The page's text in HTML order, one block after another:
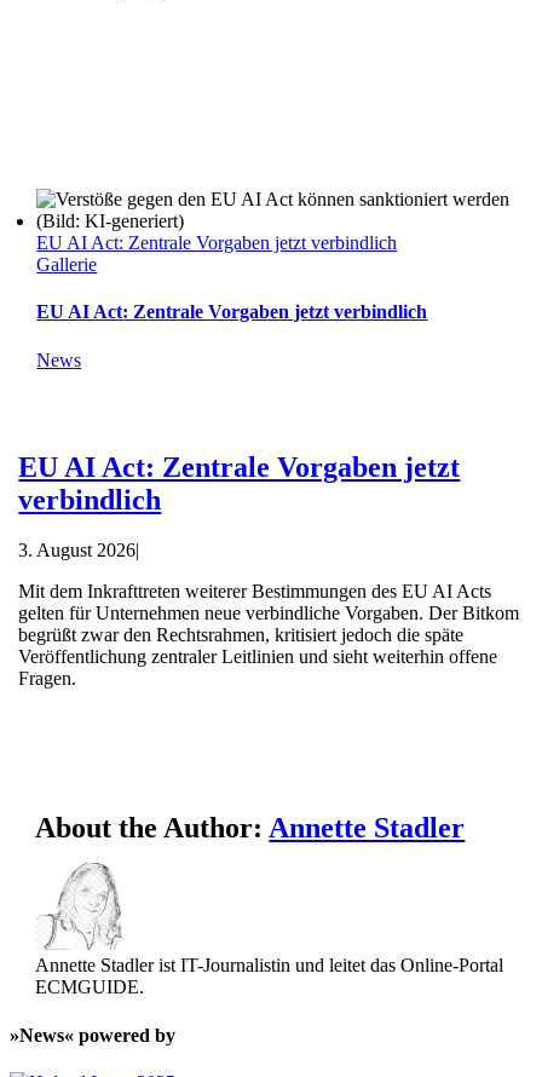
EU AI Act: Zentrale Vorgaben jetzt verbindlich
Gallerie
EU AI Act: Zentrale Vorgaben jetzt verbindlich
News
EU AI Act: Zentrale Vorgaben jetzt
verbindlich
3. August 2026|
Mit dem Inkrafttreten weiterer Bestimmungen des EU AI Acts
gelten für Unternehmen neue verbindliche Vorgaben. Der Bitkom
begrüßt zwar den Rechtsrahmen, kritisiert jedoch die späte
Veröffentlichung zentraler Leitlinien und sieht weiterhin offene
Fragen.
About the Author:Annette Stadler
Annette Stadler ist IT-Journalistin und leitet das Online-Portal
ECMGUIDE.
»News« powered by